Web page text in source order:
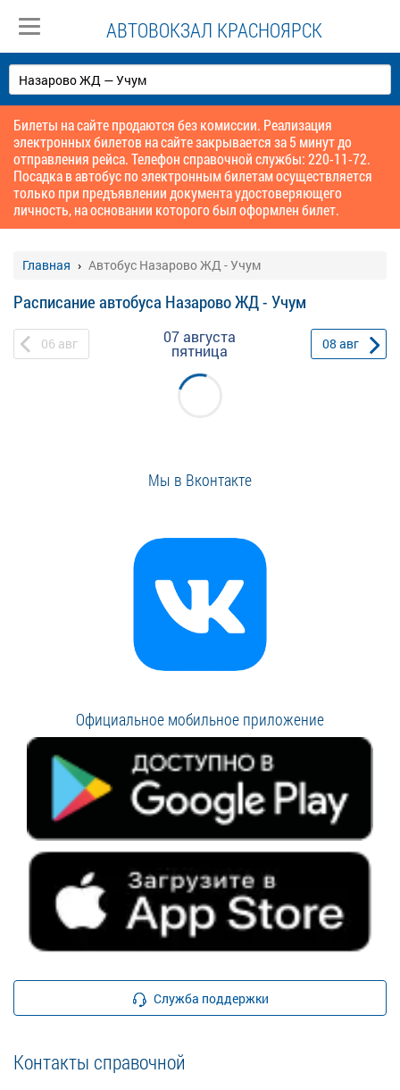
АВТОВОКЗАЛ КРАСНОЯРСК
Билеты на сайте продаются без комиссии. Реализация
электронных билетов на сайте закрывается за 5 минут до
отправления рейса. Телефон справочной службы: 220-11-72.
Посадка в автобус по электронным билетам осуществляется
только при предъявлении документа удостоверяющего
личность, на основании которого был оформлен билет.
Главная Автобус Назарово ЖД - Учум
Расписание автобуса Назарово ЖД - Учум
06 авг 07 августа
пятница 08 авг
Мы в Вконтакте
Официальное мобильное приложение
Служба поддержки
Контакты справочной